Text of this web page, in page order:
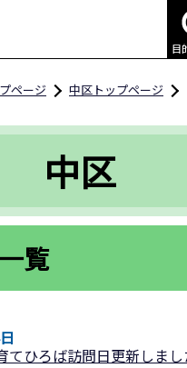
目
ページ
中区トップページ
中区
覧
てひろば訪問日更新しまし